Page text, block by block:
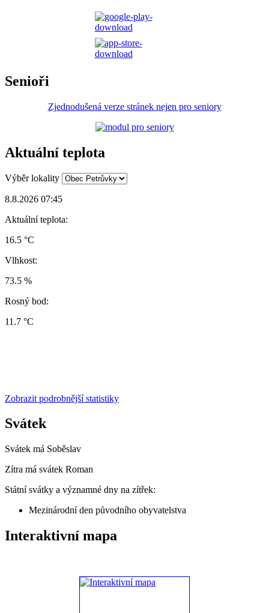
Senioři
Zjednodušená verze stránek nejen pro seniory
Aktuální teplota
Výběr lokality
8.8.2026 07:45
Aktuální teplota:
16.5 °C
Vlhkost:
73.5 %
Rosný bod:
11.7 °C
Zobrazit podrobnější statistiky
Svátek
Svátek má Soběslav
Zítra má svátek Roman
Státní svátky a významné dny na zítřek:
Mezinárodní den původního obyvatelstva
Interaktivní mapa